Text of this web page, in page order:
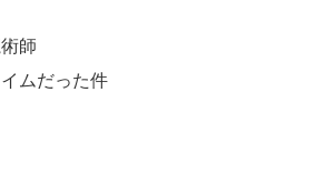
師
ムだった件